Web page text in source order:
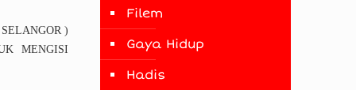
)
MENGISI
Filem
Gaya Hidup
Hadis